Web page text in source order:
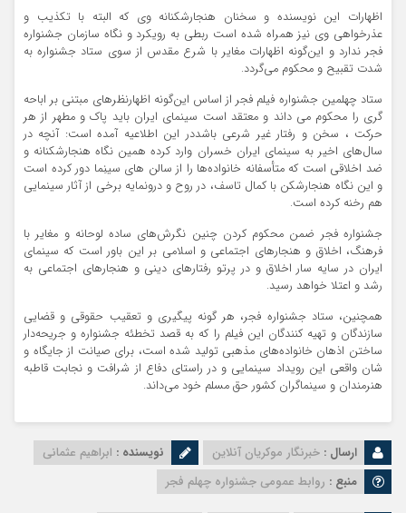
اظهارات این نویسنده و سخنان هنجارشکنانه وی که البته با تکذیب و
عذرخواهی وی نیز همراه شده است ربطی به رویکرد و نگاه سازمان جشنواره
فجر ندارد و این‌گونه اظهارات مغایر با شرع مقدس از سوی ستاد جشنواره به
شدت تقبیح و محکوم می‌گردد.
ستاد چهلمین جشنواره فیلم فجر از اساس این‌گونه اظهارنظرهای مبتنی بر اباحه
گری را محکوم می داند و معتقد است سینمای ایران باید پاک و مطهر از هر
حرکت ، سخن و رفتار غیر شرعی باشددر این اطلاعیه آمده است: آنچه در
سال‌های اخیر به سینمای ایران خسران وارد کرده همین نگاه هنجارشکنانه و
ضد اخلاقی است که متأسفانه خانواده‌ها را از سالن های سینِما دور کرده است
و این نگاه هنجارشکن با کمال تاسف، در روح و درونمایه برخی از آثار سینمایی
هم رخنه کرده است.
جشنواره فجر ضمن محکوم کردن چنین نگرش‌های ساده لوحانه و مغایر با
فرهنگ، اخلاق و هنجارهای اجتماعی و اسلامی بر این باور است که سینمای
ایران در سایه سار اخلاق و در پرتو رفتارهای دینی و هنجارهای اجتماعی به
رشد و اعتلا خواهد رسید.
همچنین، ستاد جشنواره فجر، هر گونه پیگیری و تعقیب حقوقی و قضایی
سازندگان و تهیه کنندگان این فیلم را که به قصد تخطئه جشنواره و جریحه‌دار
ساختن اذهان خانواده‌های مذهبی تولید شده است، برای صیانت از جایگاه و
شان واقعی این رویداد سینمایی و در راستای دفاع از شرافت و نجابت قاطبه
هنرمندان و سینماگران کشور حق مسلم خود می‌داند.
ارسال : خبرنگار موکریان آنلاین نویسنده : ابراهیم عثمانی
منبع : روابط عمومی جشنواره چهلم فجر